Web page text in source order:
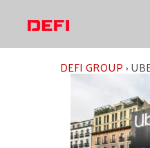
contenu
DEFI GROUP›